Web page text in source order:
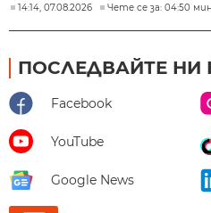
14:14, 07.08.2026 Чете се за: 04:50 мин.
ПОСЛЕДВАЙТЕ НИ
Facebook
YouTube
Google News